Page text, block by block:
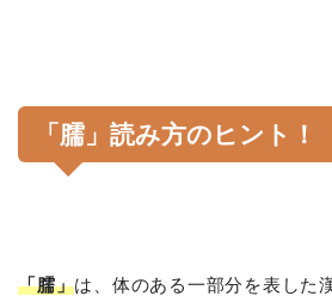
「臑」読み方のヒント！
「臑」は、体のある一部分を表した